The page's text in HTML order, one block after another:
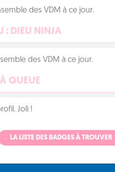
des VDM à ce jour.
: DIEU NINJA
des VDM à ce jour.
QUEUE
Joli !
LA LISTE DES BADGES À TROUVER